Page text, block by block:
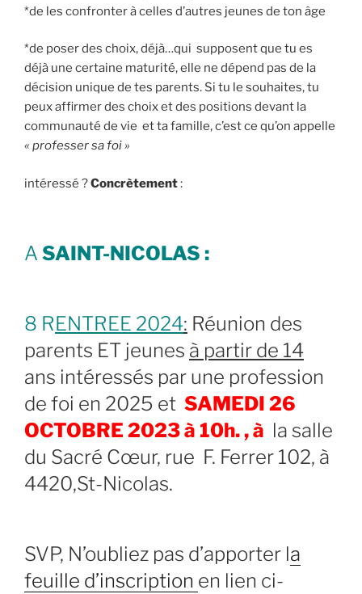
*de les confronter à celles d’autres jeunes de ton âge
*de poser des choix, déjà…qui supposent que tu es
déjà une certaine maturité, elle ne dépend pas de la
décision unique de tes parents. Si tu le souhaites, tu
peux affirmer des choix et des positions devant la
communauté de vie et ta famille, c’est ce qu’on appelle
« professer sa foi »
intéressé ?Concrètement:
A SAINT-NICOLAS :
8 RENTREE 2024: Réunion des
parents ET jeunes à partir de 14
ans intéressés par une profession
de foi en 2025 et SAMEDI 26
OCTOBRE 2023 à 10h. , à la salle
du Sacré Cœur, rue F. Ferrer 102, à
4420,St-Nicolas.
SVP, N’oubliez pas d’apporter la
feuille d’inscription en lien ci-